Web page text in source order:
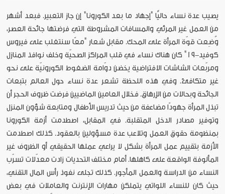
يصيب عدة نساء حاليًّا "إجهاد ما بعد الكورونا" إن جاز التعبير. فبعد أشهر
من العمل غير المرئي والمسافات المشروطة التي فرضتها جائحة العصر،
وُضِعت قوّة المرأة على المحك. مقابل شعار "معًا سنتغلب على فيروس
كوفيد-19" كان هناك نساء في قلب المراكز الصحيّة وخلف نوافذ المنازل
ومربّعات الشاشات الافتراضية يخضن دوّامة الضغوط الكورونيّة على نحو
غير متكافئ. وفي هذه اللحظة تشعر عدة نساء حول العالم بتبعات
الجائحة وبحالات من الإرهاق. فخلال العامين الماضيين فرضت ظروف الحجر أن
تبذل المرأة جهودًا مضاعفة من حيث تدريس الأطفال ومتابعة شؤون المنزل
وتوفير مصادر الدخل المتقلبة. في المقابل، اصطدمت أزمة الكورونا
بمنظومة حقوق العمل وتلاعب عدة مسؤولين بالعقود. كذلك اصطدمت
الأزمة بتقييم عمل المرأة بشكل لا يراعي عملها الحقيقي أو الظروف غير
المألوفة الواقعة على كاهلها. أمام مختلف التحديات زادت معدّلات تسرّب
النساء من الدراسة والعمل المأجور. كذلك تجلى نفوذ رأس المال التقني،
حيث كان للنساء اللواتي يتملكن مهارات الإنترنت والعاملات في بعض